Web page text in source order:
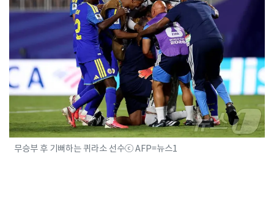
무승부 후 기뻐하는 퀴라소 선수ⓒ AFP=뉴스1